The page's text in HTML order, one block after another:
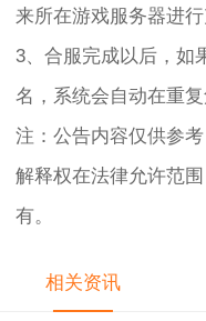
来所在游戏服务器进
3、合服完成以后，如
名，系统会自动在重
注：公告内容仅供参
解释权在法律允许范
有。
相关资讯